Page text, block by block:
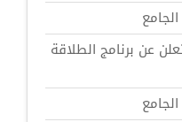
عن برنامج الطلاقة